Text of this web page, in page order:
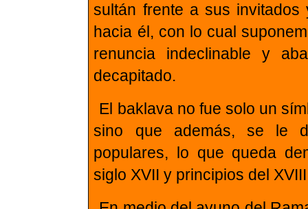
sultán frente a sus
hacia él, con lo cual
renuncia indeclinable y
decapitado.
El baklava no fue solo un
sino que además, se le
populares, lo que queda
siglo XVII y principios del